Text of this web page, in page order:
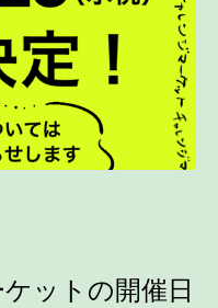
ットの開催日